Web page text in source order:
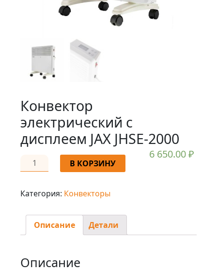
Конвектор
электрический с
дисплеем JAX JHSE-2000
6 650.00₽
В КОРЗИНУ
Категория: Конвекторы
Описание Детали
Описание